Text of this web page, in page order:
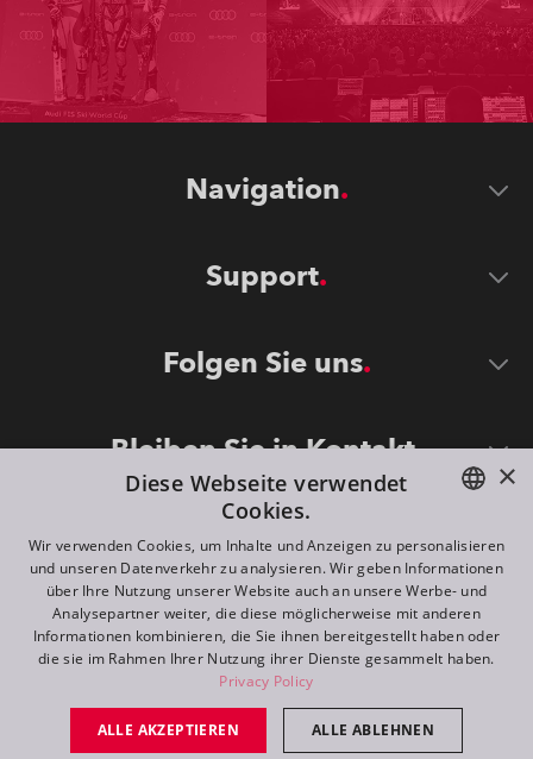
Navigation
Support
Folgen Sie uns
Bleiben Sie in Kontakt
©2026 ROBE lighting s.r.o.
All rights reserved. Created by
Switch to desktop mode
ENGLISH
FR
RU
×
Diese Webseite verwendet
Cookies.
Wir verwenden Cookies, um Inhalte und Anzeigen zu personalisieren
und unseren Datenverkehr zu analysieren. Wir geben Informationen
über Ihre Nutzung unserer Website auch an unsere Werbe- und
Analysepartner weiter, die diese möglicherweise mit anderen
Informationen kombinieren, die Sie ihnen bereitgestellt haben oder
die sie im Rahmen Ihrer Nutzung ihrer Dienste gesammelt haben.
Privacy Policy
ALLE AKZEPTIEREN ALLE ABLEHNEN